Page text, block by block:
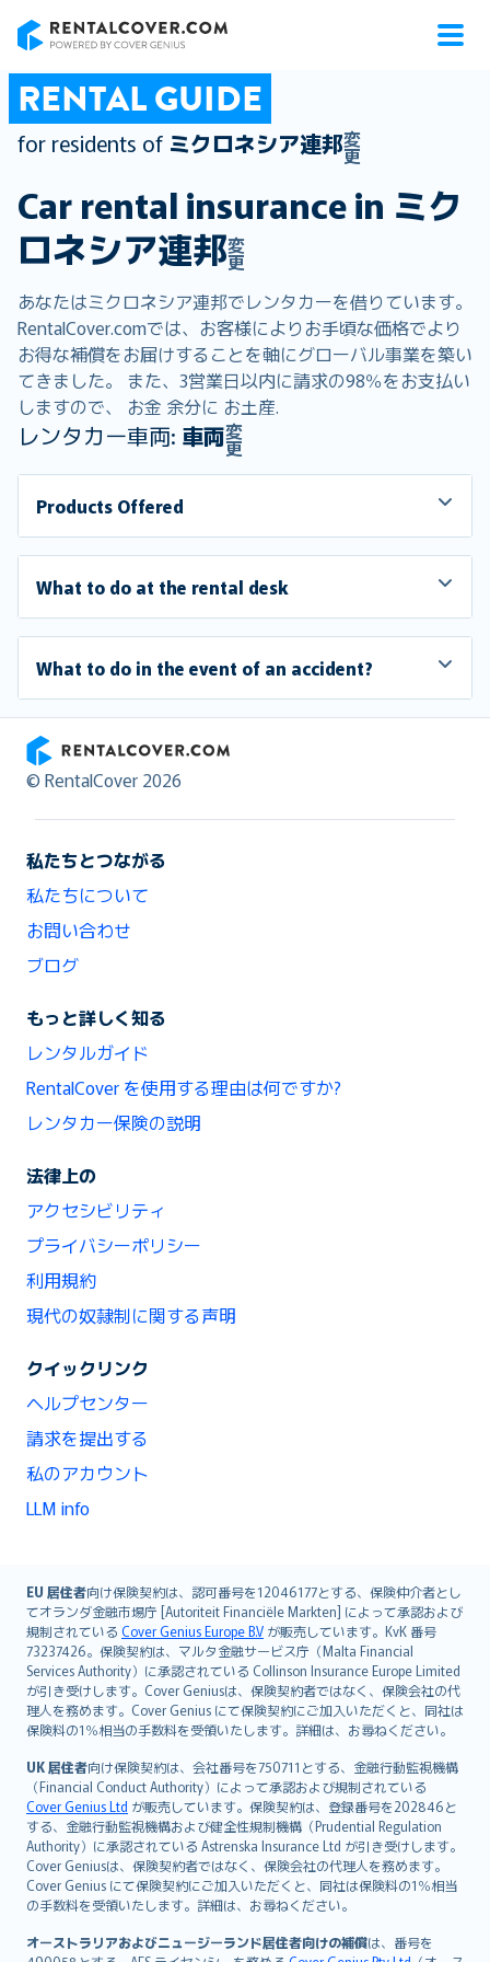
RENTAL GUIDE
for residents of ミクロネシア連邦変
更
Car rental insurance in ミク
ロネシア連邦変
更
あなたはミクロネシア連邦でレンタカーを借りています。
RentalCover.comでは、お客様によりお手頃な価格でより
お得な補償をお届けすることを軸にグローバル事業を築い
てきました。 また、3営業日以内に請求の98％をお支払い
しますので、 お金 余分に お土産.
レンタカー車両: 車両変
更
Products Offered
What to do at the rental desk
What to do in the event of an accident?
RentalCover
© RentalCover 2026
私たちとつながる
私たちについて
お問い合わせ
ブログ
もっと詳しく知る
レンタルガイド
RentalCover を使用する理由は何ですか?
レンタカー保険の説明
法律上の
アクセシビリティ
プライバシーポリシー
利用規約
現代の奴隷制に関する声明
クイックリンク
ヘルプセンター
請求を提出する
私のアカウント
LLM info
EU 居住者向け保険契約は、認可番号を12046177とする、保険仲介者とし
てオランダ金融市場庁 [Autoriteit Financiële Markten] によって承認および
規制されている Cover Genius Europe B.V が販売しています。KvK 番号
73237426。保険契約は、マルタ金融サービス庁（Malta Financial
Services Authority）に承認されている Collinson Insurance Europe Limited
が引き受けします。Cover Geniusは、保険契約者ではなく、保険会社の代
理人を務めます。Cover Genius にて保険契約にご加入いただくと、同社は
保険料の1％相当の手数料を受領いたします。詳細は、お尋ねください。
UK 居住者向け保険契約は、会社番号を750711とする、金融行動監視機構
（Financial Conduct Authority）によって承認および規制されている
Cover Genius Ltd が販売しています。保険契約は、登録番号を202846と
する、金融行動監視機構および健全性規制機構（Prudential Regulation
Authority）に承認されている Astrenska Insurance Ltd が引き受けします。
Cover Geniusは、保険契約者ではなく、保険会社の代理人を務めます。
Cover Genius にて保険契約にご加入いただくと、同社は保険料の1％相当
の手数料を受領いたします。詳細は、お尋ねください。
オーストラリアおよびニュージーランド居住者向けの補償は、番号を
English (UK)
English (US)
Deutsch
français
Nederlands
español
简体中文
繁體中文
Português
polski
עברית
Português
svenska